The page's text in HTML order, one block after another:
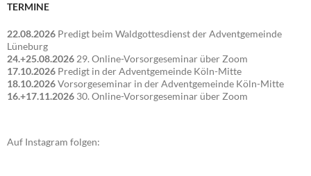
TERMINE
22.08.2026 Predigt beim Waldgottesdienst der Adventgemeinde
Lüneburg
24.+25.08.202629. Online-Vorsorgeseminar über Zoom
17.10.2026 Predigt in der Adventgemeinde Köln-Mitte
18.10.2026Vorsorgeseminar in der Adventgemeinde Köln-Mitte
16.+17.11.2026 30. Online-Vorsorgeseminar über Zoom
Auf Instagram folgen: